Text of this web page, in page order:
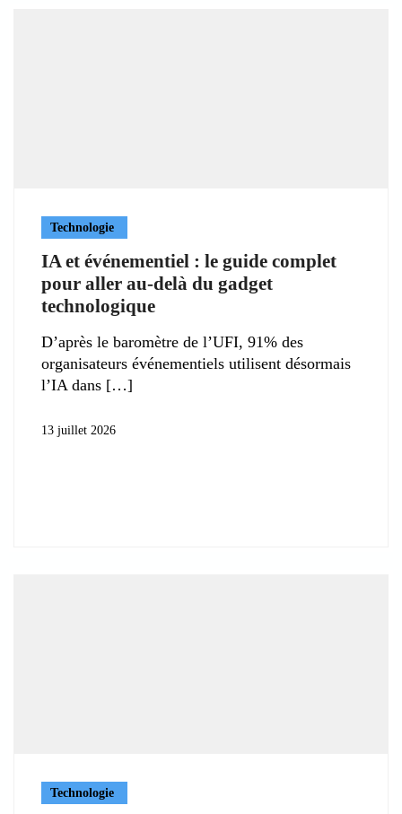
Technologie
IA et événementiel : le guide complet
pour aller au-delà du gadget
technologique
D’après le baromètre de l’UFI, 91% des
organisateurs événementiels utilisent désormais
l’IA dans
13 juillet 2026
Technologie